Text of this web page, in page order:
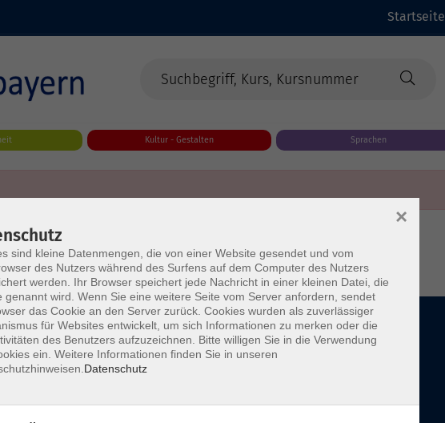
Startseite
Kultur - Gestalten Sprachen
Startseite
sind kleine Datenmengen, die von einer Website gesendet und vom
des Nutzers während des Surfens auf dem Computer des Nutzers
werden. Ihr Browser speichert jede Nachricht in einer kleinen Datei, die
genannt wird. Wenn Sie eine weitere Seite vom Server anfordern, sendet
das Cookie an den Server zurück. Cookies wurden als zuverlässiger
für Websites entwickelt, um sich Informationen zu merken oder die
des Benutzers aufzuzeichnen. Bitte willigen Sie in die Verwendung
ein. Weitere Informationen finden Sie in unseren
Datenschutz
×